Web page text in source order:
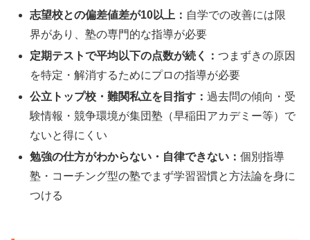
志望校との偏差値差が10以上： 自学での改善には限
界があり、塾の専門的な指導が必要
定期テストで平均以下の点数が続く：つまずきの原因
を特定・解消するためにプロの指導が必要
公立トップ校・難関私立を目指す：過去問の傾向・受
験情報・競争環境が集団塾（早稲田アカデミー等）で
ないと得にくい
勉強の仕方がわからない・自律できない：個別指導
塾・コーチング型の塾でまず学習習慣と方法論を身に
つける